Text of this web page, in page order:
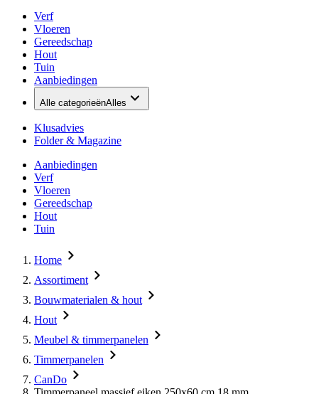
Verf
Vloeren
Gereedschap
Hout
Tuin
Aanbiedingen
Alle categorieënAlles
Klusadvies
Folder & Magazine
Aanbiedingen
Verf
Vloeren
Gereedschap
Hout
Tuin
Home
Assortiment
Bouwmaterialen & hout
Hout
Meubel & timmerpanelen
Timmerpanelen
CanDo